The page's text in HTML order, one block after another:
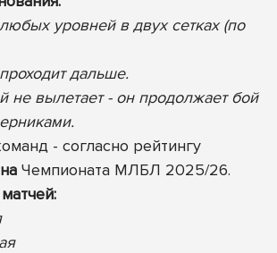
уровней в двух сетках (по
дальше.
не вылетает - он продолжает бой
- согласно рейтингу
Чемпионата МЛБЛ 2025/26.